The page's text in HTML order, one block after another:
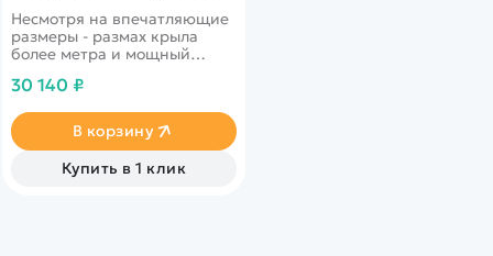
Несмотря на впечатляющие
размеры - размах крыла
более метра и мощный
370 класса, модель отлично
Благодаря запатентованной
технологии SAFE, модель
отлично ощущает себя в
пространстве и позволяет
30 140 ₽
В корзину
Купить в 1 клик